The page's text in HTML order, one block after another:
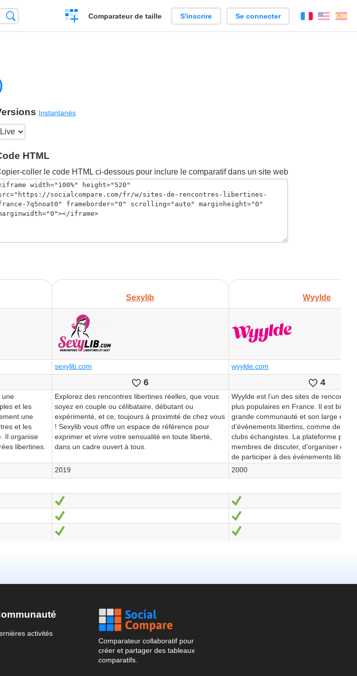
Créer
un
Comparateur de taille S'inscrire Se connecter FrançaisEnglish
Instantanés
HTML
coller le code HTML ci-dessous pour inclure le comparatif dans un site web
activités
Comparateur collaboratif pour
créer et partager des tableaux
comparatifs.